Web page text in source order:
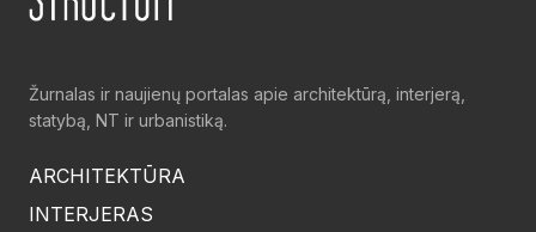
Žurnalas ir naujienų portalas apie architektūrą, interjerą,
statybą, NT ir urbanistiką.
ARCHITEKTŪRA
INTERJERAS